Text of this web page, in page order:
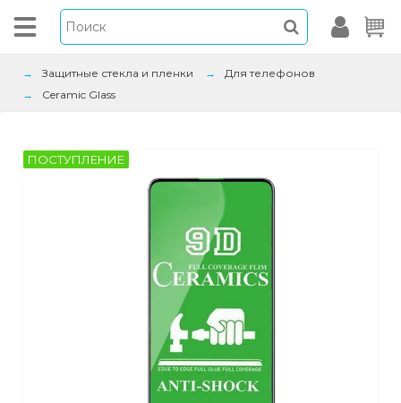
Защитные стекла и пленки
Для телефонов
Ceramic Glass
ПОСТУПЛЕНИЕ